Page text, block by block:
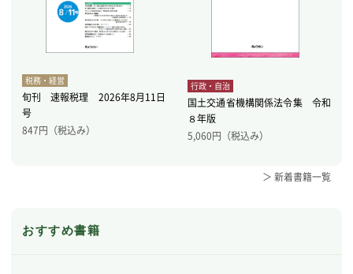
税務・経営
旬刊 速報税理 2026年8月11日
号
847円（税込み）
行政・自治
国土交通省機構関係法令集 令和
８年版
5,060円（税込み）
＞ 新着書籍一覧
おすすめ書籍